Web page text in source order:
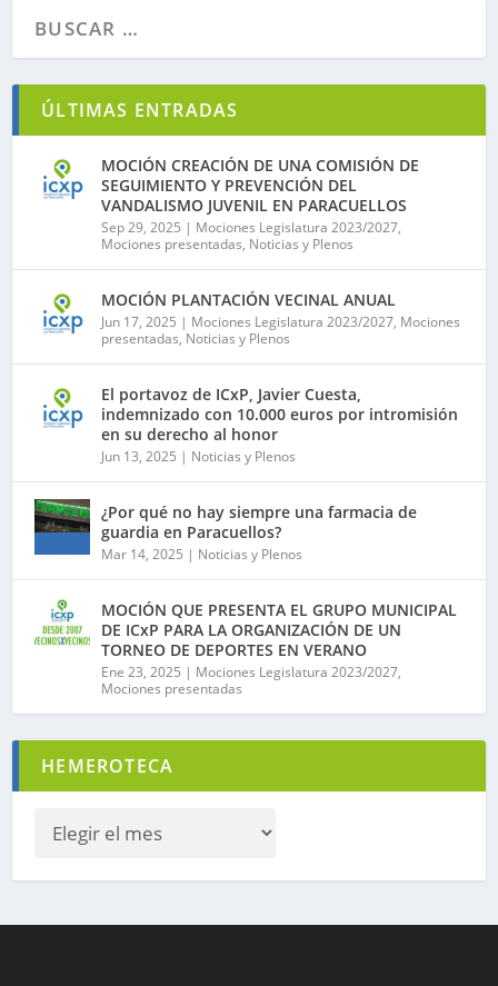
ÚLTIMAS ENTRADAS
MOCIÓN CREACIÓN DE UNA COMISIÓN DE
SEGUIMIENTO Y PREVENCIÓN DEL
VANDALISMO JUVENIL EN PARACUELLOS
Sep 29, 2025 | Mociones Legislatura 2023/2027,
Mociones presentadas, Noticias y Plenos
MOCIÓN PLANTACIÓN VECINAL ANUAL
Jun 17, 2025 | Mociones Legislatura 2023/2027, Mociones
presentadas, Noticias y Plenos
El portavoz de ICxP, Javier Cuesta,
indemnizado con 10.000 euros por intromisión
en su derecho al honor
Jun 13, 2025 | Noticias y Plenos
¿Por qué no hay siempre una farmacia de
guardia en Paracuellos?
Mar 14, 2025 | Noticias y Plenos
MOCIÓN QUE PRESENTA EL GRUPO MUNICIPAL
DE ICxP PARA LA ORGANIZACIÓN DE UN
TORNEO DE DEPORTES EN VERANO
Ene 23, 2025 | Mociones Legislatura 2023/2027,
Mociones presentadas
HEMEROTECA